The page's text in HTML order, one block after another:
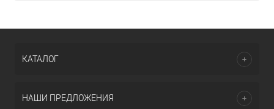
КАТАЛОГ
НАШИ ПРЕДЛОЖЕНИЯ